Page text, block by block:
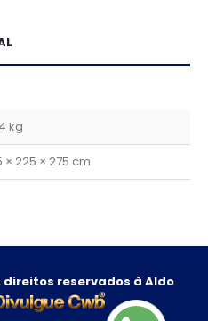
kg
× 225 × 275 cm
direitos reservados à Aldo